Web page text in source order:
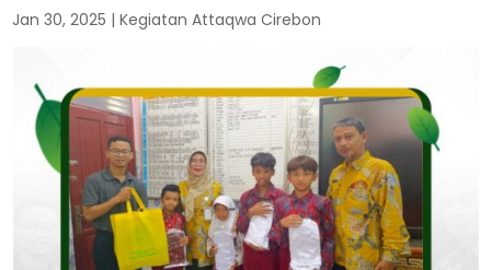
Jan 30, 2025 |Kegiatan Attaqwa Cirebon